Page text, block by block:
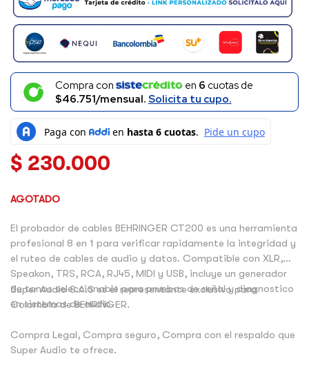
Compra con en 6 cuotas de
$46.751/mensual. Solicita tu cupo.
$ 230.000
AGOTADO
El probador de cables BEHRINGER CT200 es una herramienta
profesional 8 en 1 para verificar rapidamente la integridad y
el ruteo de cables de audio y datos. Compatible con XLR,
Speakon, TRS, RCA, RJ45, MIDI y USB, incluye un generador
de tonos seleccionable para pruebas de señal y diagnostico
en sistemas de audio.
Super Audio S.A.S es el representante exclusivo para
Colombia de BEHRINGER.
Compra Legal, Compra seguro, Compra con el respaldo que
Super Audio te ofrece.